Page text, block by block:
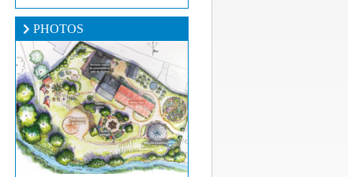
PHOTOS